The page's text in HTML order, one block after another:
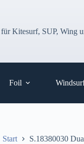
für Kitesurf, SUP, Wing
Foil
Start S.18380030